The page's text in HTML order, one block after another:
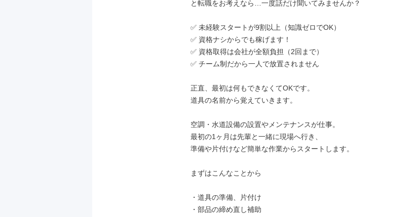
と転職をお考えなら…一度話だけ聞いてみませんか？
✅ 未経験スタートが9割以上（知識ゼロでOK）
✅ 資格ナシからでも稼げます！
✅ 資格取得は会社が全額負担（2回まで）
✅ チーム制だから一人で放置されません
正直、最初は何もできなくてOKです。
道具の名前から覚えていきます。
空調・水道設備の設置やメンテナンスが仕事。
最初の1ヶ月は先輩と一緒に現場へ行き、
準備や片付けなど簡単な作業からスタートします。
まずはこんなことから
・道具の準備、片付け
・部品の締め直し補助